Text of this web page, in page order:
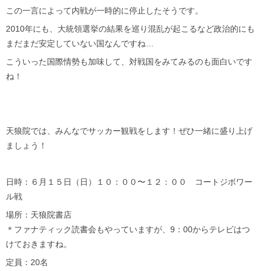
この一言によって内戦が一時的に停止したそうです。
2010年にも、大統領選挙の結果を巡り混乱が起こるなど政治的にも
まだまだ安定していない国なんですね…
こういった国際情勢も加味して、対戦国をみてみるのも面白いです
ね！
天狼院では、みんなでサッカー観戦をします！ぜひ一緒に盛り上げ
ましょう！
日時：６月１５日（日）１０：００〜１２：００ コートジボワー
ル戦
場所：天狼院書店
＊ファナティック読書会もやっていますが、9：00からテレビはつ
けておきますね。
定員：20名